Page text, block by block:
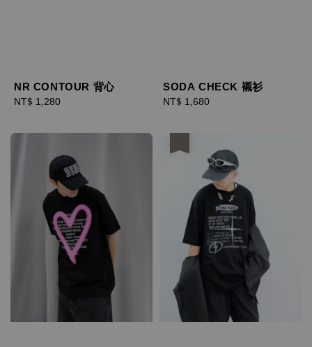
NR CONTOUR 背心
Regular
NT$ 1,280
SODA CHECK 襯衫
Regular
NT$ 1,680